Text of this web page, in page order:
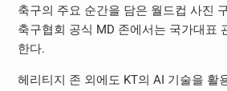
축구의 주요 순간을 담은 월드컵 사진
축구협회 공식 MD 존에서는 국가대표
한다.
헤리티지 존 외에도 KT의 AI 기술을 활